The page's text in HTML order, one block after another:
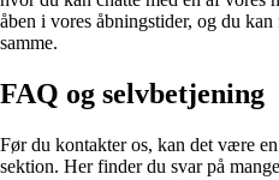
åben i vores åbningstider, og du
samme.
FAQ og selvbetjening
Før du kontakter os, kan det være
sektion. Her finder du svar på